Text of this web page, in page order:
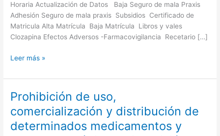
Horaria Actualización de Datos Baja Seguro de mala Praxis
Adhesión Seguro de mala praxis Subsidios Certificado de
Matricula Alta Matrícula Baja Matrícula Libros y vales
Clozapina Efectos Adversos -Farmacovigilancia Recetario […]
Leer más »
Prohibición de uso,
comercialización y distribución de
determinados medicamentos y
Prohibición
uso,
comercialización